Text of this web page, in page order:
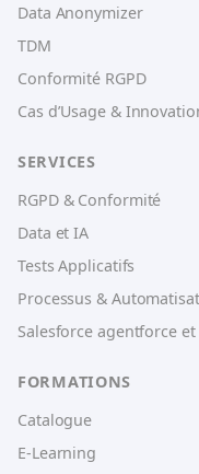
Data Anonymizer
TDM
Conformité RGPD
Cas d’Usage &
SERVICES
RGPD & Conformité
Data et IA
Tests Applicatifs
Processus &
Salesforce agentforce et
FORMATIONS
Catalogue
E-Learning